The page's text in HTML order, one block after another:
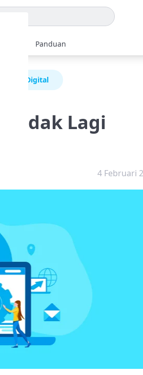
Panduan
di Era Digital
Tidak Lagi
4 Februari